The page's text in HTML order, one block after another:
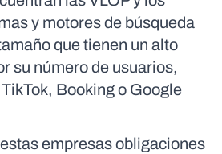
y motores de búsqueda
que tienen un alto
su número de usuarios,
Booking o Google
empresas obligaciones